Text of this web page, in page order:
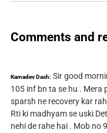
Comments and
Kamadev Dash: Sir good
105 inf bn ta se hu . Mera
sparsh ne recovery kar
Rti ki madhyam se uski
nehi de rahe hai . Mob no